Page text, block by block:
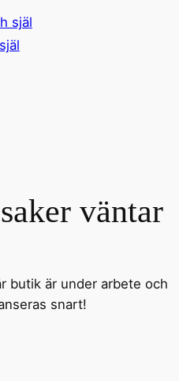
väntar
butik är under arbete och
snart!